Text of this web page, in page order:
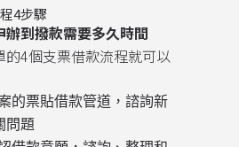
4步驟
辦到撥款需要多久時間
的4個支票借款流程就可以
的票貼借款管道，諮詢新
問題